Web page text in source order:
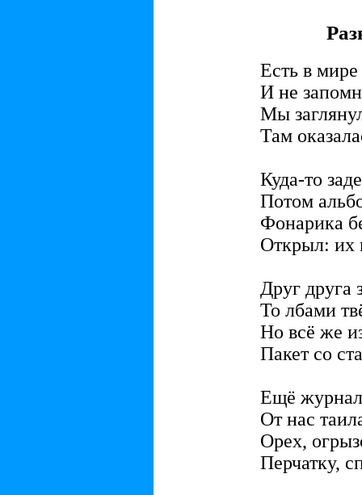
Есть в
И не
Мы
Там
Куда-то
Потом
Фонарика
Открыл: их
Друг друга
То лбами
Но всё же
Пакет со
Ещё журнал
От нас
Орех,
Перчатку,